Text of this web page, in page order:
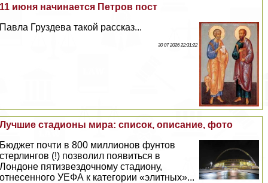
11 июня начинается Петров пост
Павла Груздева такой рассказ...
30 07 2026 22:31:22
Лучшие стадионы мира: список, описание, фото
Бюджет почти в 800 миллионов фунтов
стерлингов (!) позволил появиться в
Лондоне пятизвездочному стадиону,
отнесенного УЕФА к категории «элитных»...